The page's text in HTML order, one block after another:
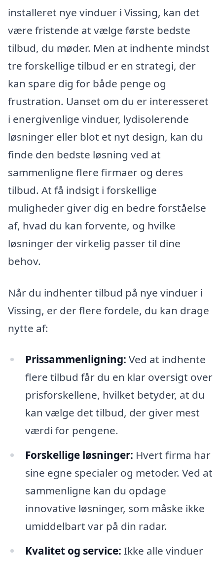
installeret nye vinduer i Vissing, kan det
være fristende at vælge første bedste
tilbud, du møder. Men at indhente mindst
tre forskellige tilbud er en strategi, der
kan spare dig for både penge og
frustration. Uanset om du er interesseret
i energivenlige vinduer, lydisolerende
løsninger eller blot et nyt design, kan du
finde den bedste løsning ved at
sammenligne flere firmaer og deres
tilbud. At få indsigt i forskellige
muligheder giver dig en bedre forståelse
af, hvad du kan forvente, og hvilke
løsninger der virkelig passer til dine
behov.
Når du indhenter tilbud på nye vinduer i
Vissing, er der flere fordele, du kan drage
nytte af:
Prissammenligning: Ved at indhente
flere tilbud får du en klar oversigt over
prisforskellene, hvilket betyder, at du
kan vælge det tilbud, der giver mest
værdi for pengene.
Forskellige løsninger: Hvert firma har
sine egne specialer og metoder. Ved at
sammenligne kan du opdage
innovative løsninger, som måske ikke
umiddelbart var på din radar.
Kvalitet og service: Ikke alle vinduer